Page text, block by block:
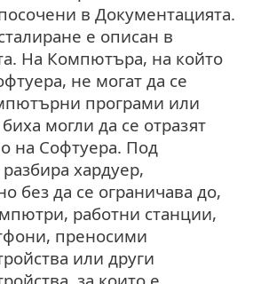
в Документацията.
е описан в
На Компютъра, на който
не могат да се
програми или
могли да се отразят
на Софтуера. Под
хардуер,
без да се ограничава до,
работни станции,
преносими
или други